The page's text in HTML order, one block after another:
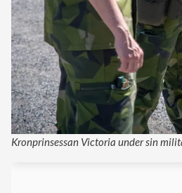
Kronprinsessan Victoria under sin